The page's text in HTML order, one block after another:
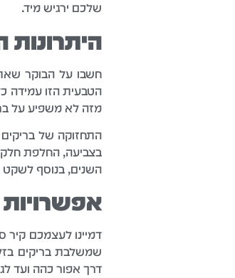
שלכם ירגיש מיד.
חשבו על הבוקר
הטבעית הזו עמידה
מזה לא משפיע על
התחזוקה של
בצביעה, החלפת
השנים, בנוסף לשקט
דמיינו לעצמכם קיר
שמשלבת בריקים
דרך אפור כהה ועד